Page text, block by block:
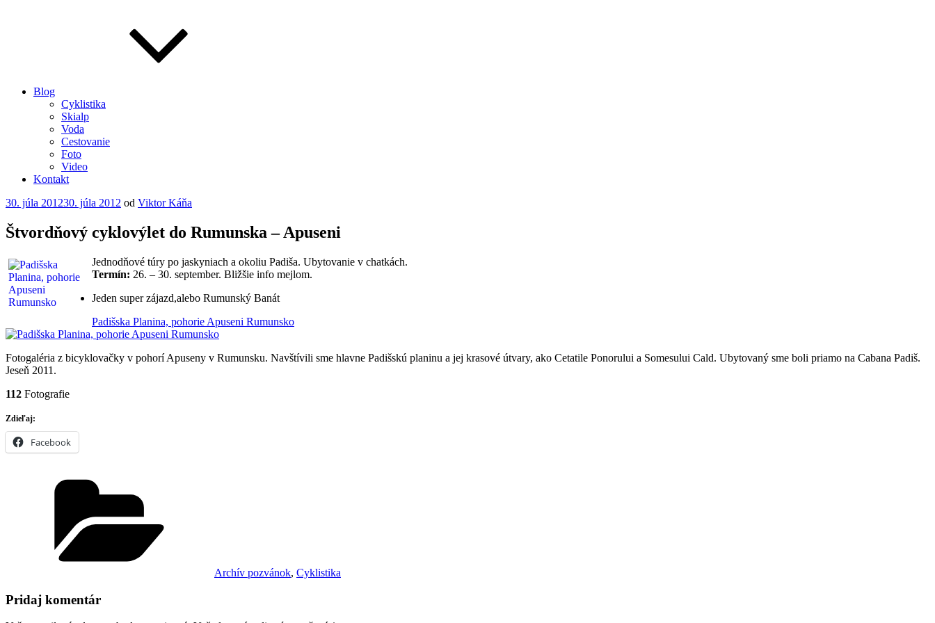
Blog
Cyklistika
Skialp
Voda
Cestovanie
Foto
Video
Kontakt
Publikované
30. júla 201230. júla 2012 od Viktor Káňa
Štvordňový cyklovýlet do Rumunska – Apuseni
Jednodňové túry po jaskyniach a okoliu Padiša. Ubytovanie v chatkách.
Termín: 26. – 30. september. Bližšie info mejlom.
Jeden super zájazd,alebo Rumunský Banát
Padišska Planina, pohorie Apuseni Rumunsko
Fotogaléria z bicyklovačky v pohorí Apuseny v Rumunsku. Navštívili sme hlavne Padišskú planinu a jej krasové útvary, ako Cetatile Ponorului a Somesului Cald. Ubytovaný sme boli priamo na Cabana Padiš.
Jeseň 2011.
112 Fotografie
Zdieľaj:
Facebook
Archív pozvánok, Cyklistika
Pridaj komentár